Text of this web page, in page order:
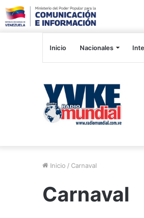
Inicio Nacionales
Inicio / Carnaval
Carnaval